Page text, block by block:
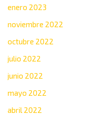
enero 2023
noviembre 2022
octubre 2022
julio 2022
junio 2022
mayo 2022
abril 2022